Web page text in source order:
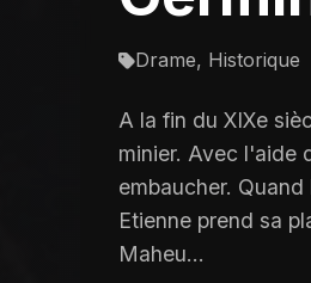
Drame, Historique
A la fin du XIXe
minier. Avec l'aide
embaucher.
Etienne prend sa
Maheu...